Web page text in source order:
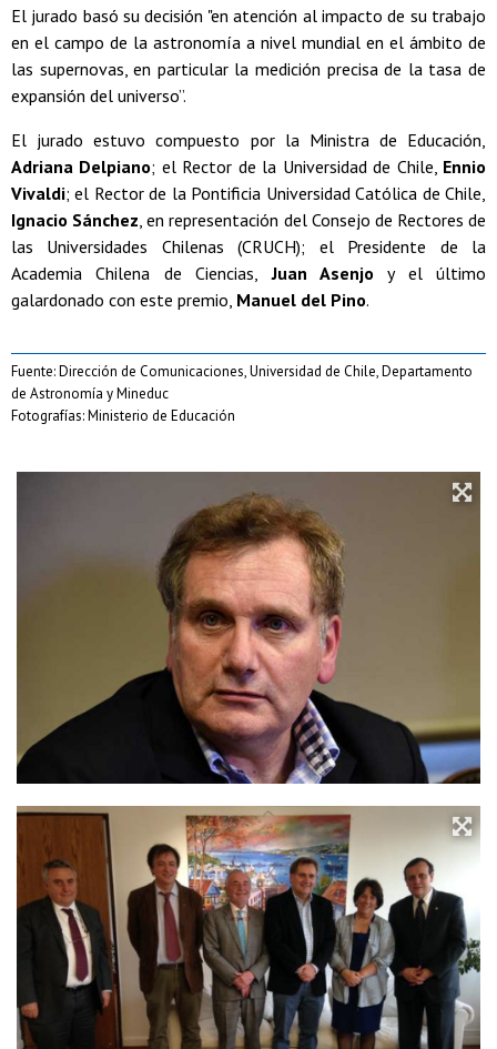
El jurado basó su decisión "en atención al impacto de su trabajo
en el campo de la astronomía a nivel mundial en el ámbito de
las supernovas, en particular la medición precisa de la tasa de
expansión del universo”.
El jurado estuvo compuesto por la Ministra de Educación,
Adriana Delpiano; el Rector de la Universidad de Chile, Ennio
Vivaldi; el Rector de la Pontificia Universidad Católica de Chile,
Ignacio Sánchez , en representación del Consejo de Rectores de
las Universidades Chilenas (CRUCH); el Presidente de la
Academia Chilena de Ciencias,Juan Asenjo y el último
galardonado con este premio, Manuel del Pino.
Fuente: Dirección de Comunicaciones, Universidad de Chile, Departamento
de Astronomía y Mineduc
Fotografías: Ministerio de Educación